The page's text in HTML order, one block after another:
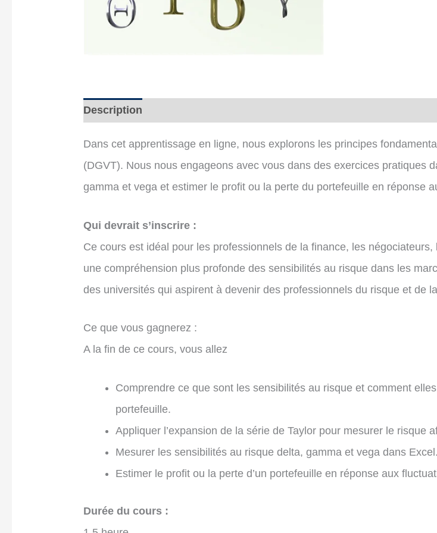
Description
Dans cet apprentissage en ligne, nous explorons les principes
(DGVT). Nous nous engageons avec vous dans des exercices pratiques
gamma et vega et estimer le profit ou la perte du portefeuille en réponse
Qui devrait s’inscrire :
Ce cours est idéal pour les professionnels de la finance, les
une compréhension plus profonde des sensibilités au risque dans les
des universités qui aspirent à devenir des professionnels du risque et de
Ce que vous gagnerez :
A la fin de ce cours, vous allez
Comprendre ce que sont les sensibilités au risque et comment
portefeuille.
Appliquer l’expansion de la série de Taylor pour mesurer le risque
Mesurer les sensibilités au risque delta, gamma et vega dans Excel.
Estimer le profit ou la perte d’un portefeuille en réponse aux
Durée du cours :